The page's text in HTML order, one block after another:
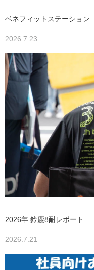
ベネフィットステーション
2026.7.23
2026年 鈴鹿8耐レポート
2026.7.21